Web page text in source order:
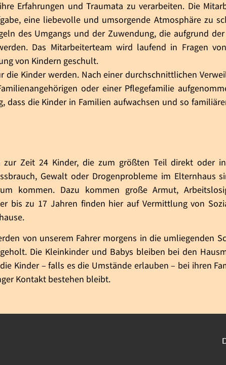
Erfahrungen und Traumata zu verarbeiten. Die
eine liebevolle und umsorgende Atmosphäre zu
des Umgangs und der Zuwendung, die aufgrund
Das Mitarbeiterteam wird laufend in Fragen von
von Kindern geschult.
die Kinder werden. Nach einer durchschnittlichen
oder einer Pflegefamilie
dass die Kinder in Familien aufwachsen und so
zur Zeit 24 Kinder, die zum größten Teil direkt oder
Gewalt oder Drogenprobleme im Elternhaus
kommen. Dazu kommen große Armut,
bis zu 17 Jahren finden hier auf Vermittlung von
von unserem Fahrer morgens in die umliegenden
Die Kleinkinder und Babys bleiben bei den
Kinder – falls es die Umstände erlauben – bei ihren
Kontakt bestehen bleibt.